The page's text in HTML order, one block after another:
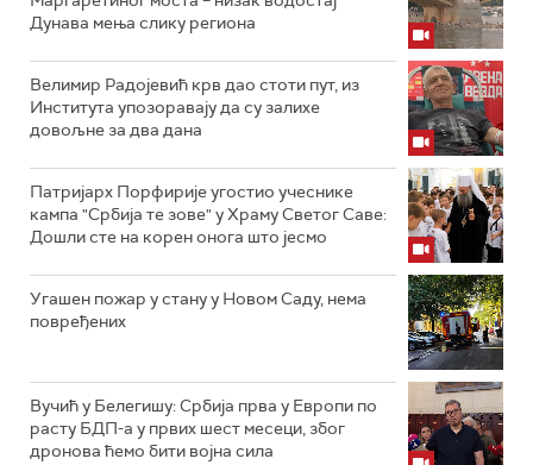
Дунава мења слику региона
Велимир Радојевић крв дао стоти пут, из
Института упозоравају да су залихе
довољне за два дана
Патријарх Порфирије угостио учеснике
кампа "Србија те зове" у Храму Светог Саве:
Дошли сте на корен онога што јесмо
Угашен пожар у стану у Новом Саду, нема
повређених
Вучић у Белегишу: Србија прва у Европи по
расту БДП-а у првих шест месеци, због
дронова ћемо бити војна сила